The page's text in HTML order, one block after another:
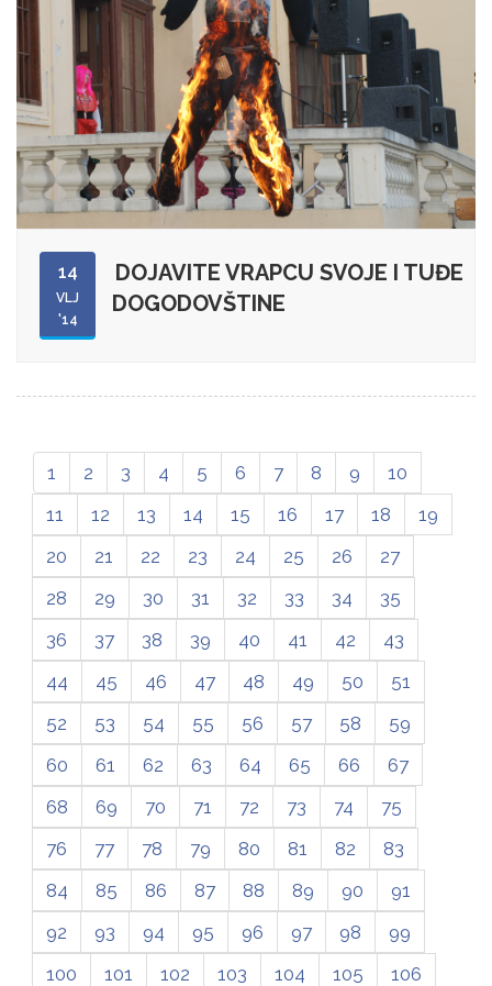
14
VLJ
'14
DOJAVITE VRAPCU SVOJE I TUĐE
DOGODOVŠTINE
1 2 3 4 5 6 7 8 9
10
11
12 13 14 15 16 17 18
19
20
21 22 23 24 25 26
27
28
29 30 31 32 33 34
35
36
37 38 39 40 41 42
43
44
45 46 47 48 49 50
51
52
53 54 55 56 57 58
59
60
61 62 63 64 65 66
67
68
69 70 71 72 73 74
75
76
77 78 79 80 81 82
83
84
85 86 87 88 89 90
91
92
93 94 95 96 97 98
99
100
101 102 103 104 105
106